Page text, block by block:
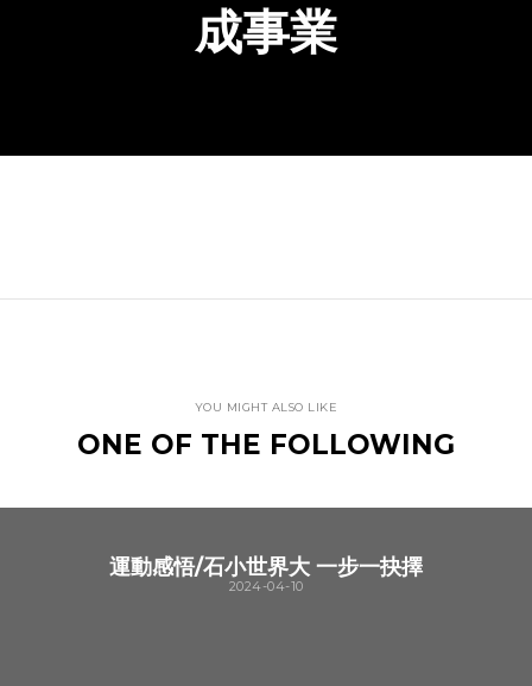
成事業
YOU MIGHT ALSO LIKE
ONE OF THE FOLLOWING
運動感悟/石小世界大 一步一抉擇
2024-04-10